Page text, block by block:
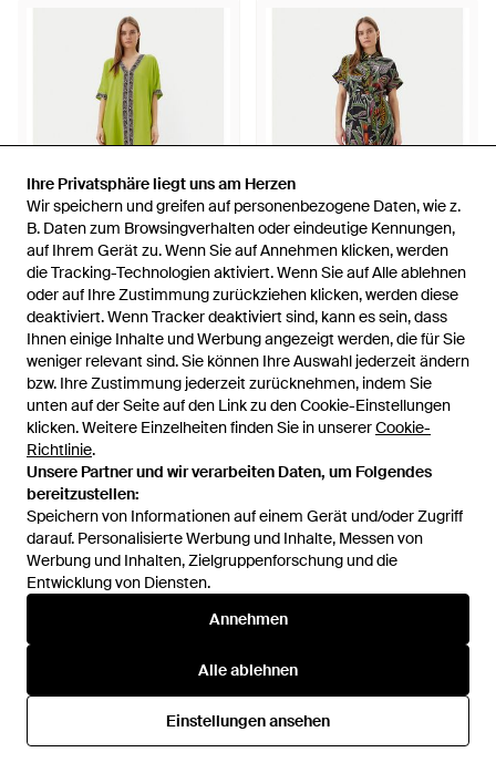
Ihre Privatsphäre liegt uns am Herzen
Wir speichern und greifen auf personenbezogene Daten, wie z.
B. Daten zum Browsingverhalten oder eindeutige Kennungen,
auf Ihrem Gerät zu. Wenn Sie auf Annehmen klicken, werden
die Tracking-Technologien aktiviert. Wenn Sie auf Alle ablehnen
oder auf Ihre Zustimmung zurückziehen klicken, werden diese
deaktiviert. Wenn Tracker deaktiviert sind, kann es sein, dass
Ihnen einige Inhalte und Werbung angezeigt werden, die für Sie
weniger relevant sind. Sie können Ihre Auswahl jederzeit ändern
bzw. Ihre Zustimmung jederzeit zurücknehmen, indem Sie
unten auf der Seite auf den Link zu den Cookie-Einstellungen
klicken. Weitere Einzelheiten finden Sie in unsererCookie-
Richtlinie.
Unsere Partner und wir verarbeiten Daten, um Folgendes
bereitzustellen:
Speichern von Informationen auf einem Gerät und/oder Zugriff
darauf. Personalisierte Werbung und Inhalte, Messen von
Werbung und Inhalten, Zielgruppenforschung und die
Entwicklung von Diensten.
Annehmen
Alle ablehnen
Einstellungen ansehen
Ihre Privatsphäre liegt uns am Herzen
Wir speichern und greifen auf personenbezogene Daten, wie z.
B. Daten zum Browsingverhalten oder eindeutige Kennungen,
auf Ihrem Gerät zu. Wenn Sie auf Annehmen klicken, werden
die Tracking-Technologien aktiviert. Wenn Sie auf Alle ablehnen
oder auf Ihre Zustimmung zurückziehen klicken, werden diese
deaktiviert. Wenn Tracker deaktiviert sind, kann es sein, dass
Ihnen einige Inhalte und Werbung angezeigt werden, die für Sie
weniger relevant sind. Sie können Ihre Auswahl jederzeit ändern
bzw. Ihre Zustimmung jederzeit zurücknehmen, indem Sie
unten auf der Seite auf den Link zu den Cookie-Einstellungen
klicken. Weitere Einzelheiten finden Sie in unsererCookie-
Richtlinie.
Unsere Partner und wir verarbeiten Daten, um Folgendes
bereitzustellen:
Speichern von Informationen auf einem Gerät und/oder Zugriff
darauf. Personalisierte Werbung und Inhalte, Messen von
Werbung und Inhalten, Zielgruppenforschung und die
Entwicklung von Diensten.
Annehmen
Alle ablehnen
Einstellungen ansehen
96,99 €51,99 €
Lola Casademunt
Tunika Ls2516055 Relaxed Fit -
GrünVonModivo
SALE
145,99 €70,99 €
Lola Casademunt
Hemdkleid Ls2516059 Relaxed
Fit - Grün
Von Modivo
SALE
106,99 €
Lola Casademunt